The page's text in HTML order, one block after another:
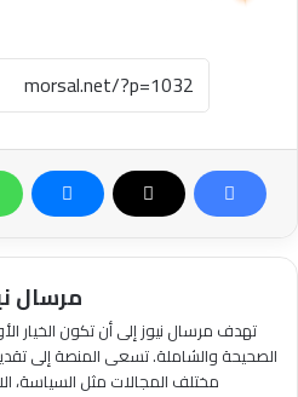
مرسال
تهدف مرسال نيوز إلى أن تكون الخيار
الصحيحة والشاملة. تسعى المنصة إلى
مختلف المجالات مثل السياسة،